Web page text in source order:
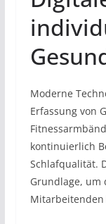
Moderne
Erfassung von
kontinuierlich
Schlafqualität.
Grundlage, um
Mitarbeitenden